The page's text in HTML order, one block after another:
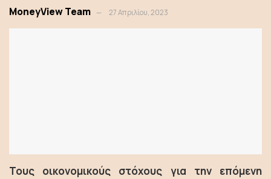
MoneyView Team 27 Απριλίου, 2023
Τους οικονομικούς στόχους για την επόμενη